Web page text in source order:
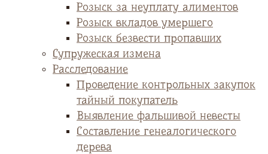
Розыск за неуплату алиментов
Розыск вкладов умершего
Розыск безвести пропавших
Супружеская измена
Расследование
Проведение контрольных закупок
тайный покупатель
Выявление фальшивой невесты
Cоставление генеалогического
дерева